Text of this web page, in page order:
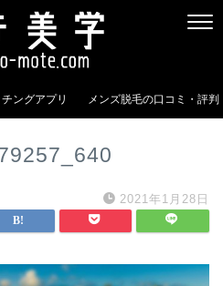
ングアプリ メンズ脱毛の口コミ・評判
2021年1月28日